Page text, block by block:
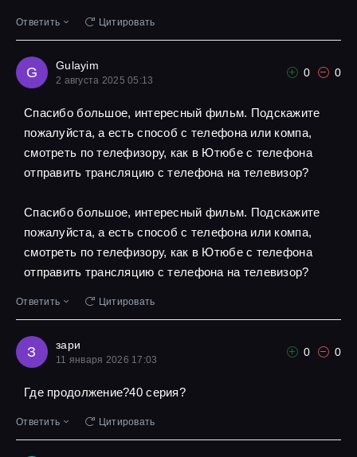
Ответить Цитировать
G Gulayim
2 августа 2025 05:13
0 0
Спасибо большое, интересный фильм. Подскажите
пожалуйста, а есть способ с телефона или компа,
смотреть по телефизору, как в Ютюбе с телефона
отправить трансляцию с телефона на телевизор?
Спасибо большое, интересный фильм. Подскажите
пожалуйста, а есть способ с телефона или компа,
смотреть по телефизору, как в Ютюбе с телефона
отправить трансляцию с телефона на телевизор?
Ответить Цитировать
З зари
11 января 2026 17:03
0 0
Где продолжение?40 серия?
Ответить Цитировать